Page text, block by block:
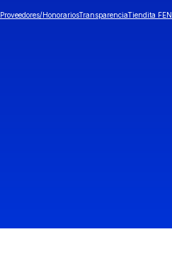
Proveedores/HonorariosTransparenciaTiendita FEN